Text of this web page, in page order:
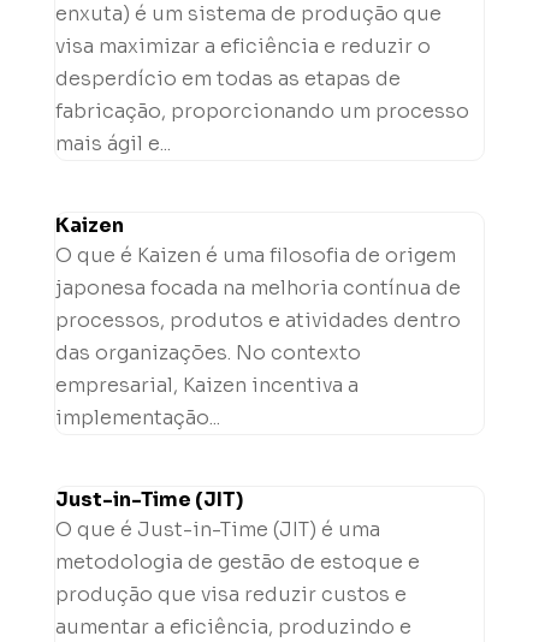
enxuta) é um sistema de produção que
visa maximizar a eficiência e reduzir o
desperdício em todas as etapas de
fabricação, proporcionando um processo
mais ágil e...
Kaizen
O que é Kaizen é uma filosofia de origem
japonesa focada na melhoria contínua de
processos, produtos e atividades dentro
das organizações. No contexto
empresarial, Kaizen incentiva a
implementação...
Just-in-Time (JIT)
O que é Just-in-Time (JIT) é uma
metodologia de gestão de estoque e
produção que visa reduzir custos e
aumentar a eficiência, produzindo e